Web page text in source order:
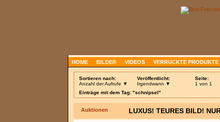
HOME BILDER VIDEOS VERRÜCKTE PRODUKTE
Sortieren nach:
Anzahl der Aufrufe ▼
Veröffentlicht:
Irgendwann ▼
Seite:
1 von 1
Einträge mit dem Tag: "schnipsel"
Auktionen LUXUS! TEURES BILD!